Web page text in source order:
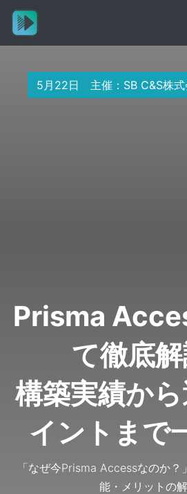
5月22日 主催：SB C&S株式
Prisma
て徹底解
構築実績か
イントまで
「なぜ今Prisma Accessなのか
能・メリットの解